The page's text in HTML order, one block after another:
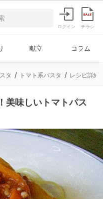
ログイン チラシ
献立 コラム
タ トマト系パスタ レシピ詳細
美味しいトマトパス